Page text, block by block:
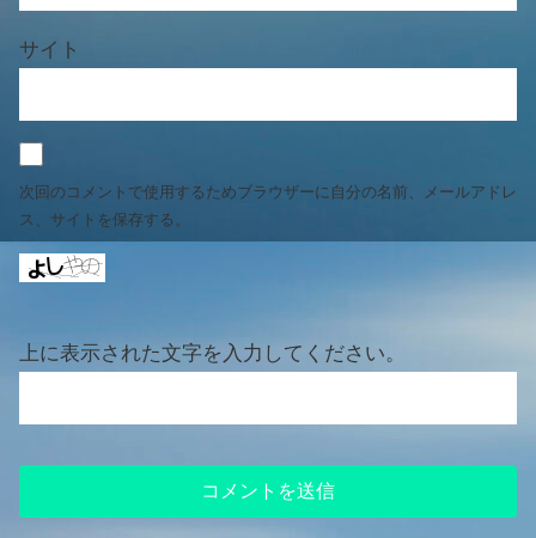
サイト
次回のコメントで使用するためブラウザーに自分の名前、メールアドレ
ス、サイトを保存する。
上に表示された文字を入力してください。